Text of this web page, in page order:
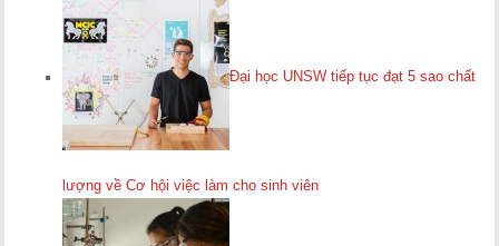
Đại học UNSW tiếp tục đạt 5 sao chất
lượng về Cơ hội việc làm cho sinh viên